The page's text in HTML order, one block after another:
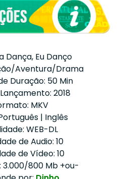
Dança, Eu Danço
Aventura/Drama
Duração: 50 Min
2018
MKV
| Inglês
WEB-DL
de Audio: 10
de Vídeo: 10
3.000/800 Mb +ou-